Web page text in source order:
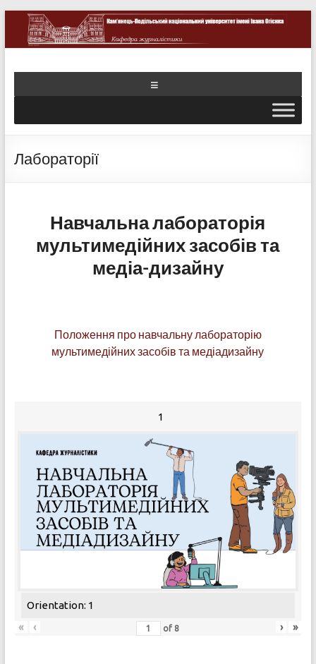
Лабораторії
Навчальна лабораторія
мультимедійних засобів та
медіа-дизайну
Положення про навчальну лабораторію
мультимедійних засобів та медіадизайну
1
Orientation: 1
«
‹ of 8 › »